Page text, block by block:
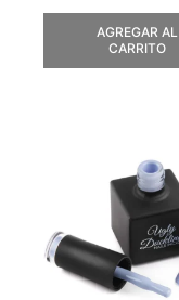
AGREGAR AL
CARRITO